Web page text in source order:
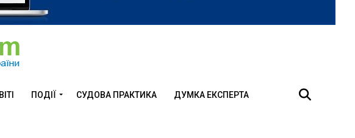
ПОДІЇ СУДОВА ПРАКТИКА ДУМКА ЕКСПЕРТА